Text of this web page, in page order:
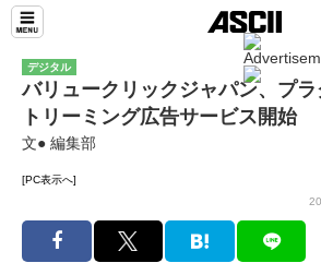
デジタル
バリュークリックジャパン、プ
トリーミング広告サービス開始
文● 編集部
[PC表示へ]